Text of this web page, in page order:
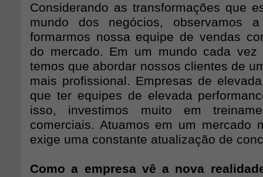
Considerando as transformações que
mundo dos negócios, observamos
formarmos nossa equipe de vendas
do mercado. Em um mundo cada vez
temos que abordar nossos clientes de
mais profissional. Empresas de
que ter equipes de elevada
isso, investimos muito em
comerciais. Atuamos em um mercado
exige uma constante atualização de
Como a empresa vê a nova